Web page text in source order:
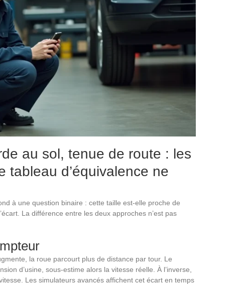
au sol, tenue de route : les
tableau d’équivalence ne
à une question binaire : cette taille est-elle proche de
La différence entre les deux approches n’est pas
la roue parcourt plus de distance par tour. Le
d’usine, sous-estime alors la vitesse réelle. À l’inverse,
Les simulateurs avancés affichent cet écart en temps